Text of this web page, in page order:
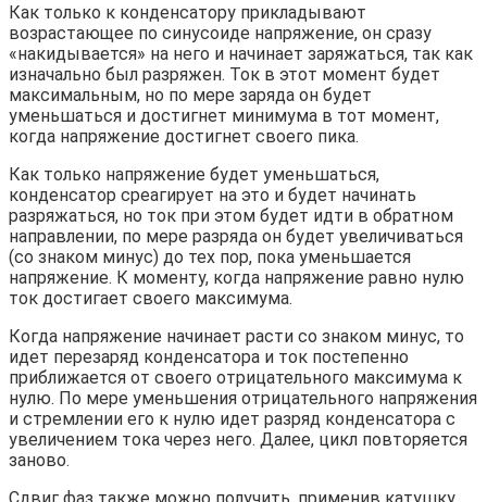
Как только к конденсатору прикладывают
возрастающее по синусоиде напряжение, он сразу
«накидывается» на него и начинает заряжаться, так как
изначально был разряжен. Ток в этот момент будет
максимальным, но по мере заряда он будет
уменьшаться и достигнет минимума в тот момент,
когда напряжение достигнет своего пика.
Как только напряжение будет уменьшаться,
конденсатор среагирует на это и будет начинать
разряжаться, но ток при этом будет идти в обратном
направлении, по мере разряда он будет увеличиваться
(со знаком минус) до тех пор, пока уменьшается
напряжение. К моменту, когда напряжение равно нулю
ток достигает своего максимума.
Когда напряжение начинает расти со знаком минус, то
идет перезаряд конденсатора и ток постепенно
приближается от своего отрицательного максимума к
нулю. По мере уменьшения отрицательного напряжения
и стремлении его к нулю идет разряд конденсатора с
увеличением тока через него. Далее, цикл повторяется
заново.
Сдвиг фаз также можно получить, применив катушку